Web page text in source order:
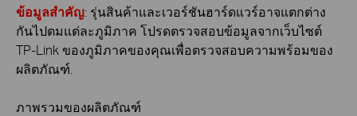
ข้อมูลสำคัญ: รุ่นสินค้าและเวอร์ชันฮาร์ดแวร์อาจแตกต่าง
กันไปตมแต่ละภูมิภาค โปรดตรวจสอบข้อมูลจากเว็บไซต์
TP-Link ของภูมิภาคของคุณเพื่อตรวจสอบความพร้อมของ
ผลิตภัณฑ์.
ภาพรวมของผลิตภัณฑ์